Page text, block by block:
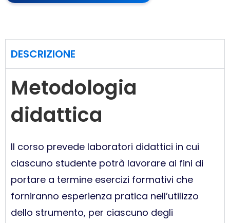
DESCRIZIONE
Metodologia
didattica
Il corso prevede laboratori didattici in cui
ciascuno studente potrà lavorare ai fini di
portare a termine esercizi formativi che
forniranno esperienza pratica nell’utilizzo
dello strumento, per ciascuno degli